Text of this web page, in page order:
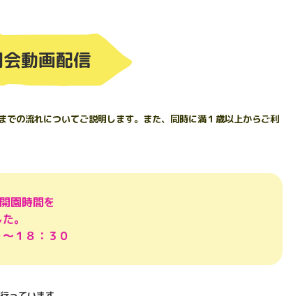
動画配信
の流れについてご説明します。また、同時に満１歳以上からご利
園時間を
。
１８：３０